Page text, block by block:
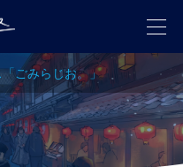
ごみらじお。」